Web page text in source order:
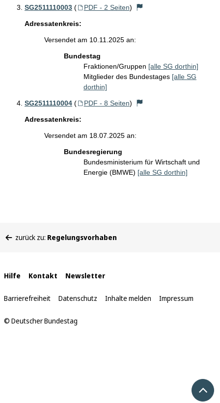
SG2511110003 ( PDF - 2 Seiten)
Adressatenkreis:
Versendet am 10.11.2025 an:
Bundestag
Fraktionen/Gruppen [alle SG dorthin]
Mitglieder des Bundestages [alle SG
dorthin]
SG2511110004 ( PDF - 8 Seiten)
Adressatenkreis:
Versendet am 18.07.2025 an:
Bundesregierung
Bundesministerium für Wirtschaft und
Energie (BMWE) [alle SG dorthin]
befinden
zurück zu: Regelungsvorhaben
Interne
Links
Hilfe Kontakt Newsletter
Barrierefreiheit Datenschutz Inhalte melden Impressum
© Deutscher Bundestag